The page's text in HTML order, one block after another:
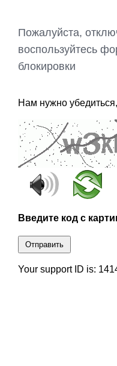
Пожалуйста,
воспользуйтесь
блокировки
Нам нужно
Введите код с
Отправить
Your support ID is: